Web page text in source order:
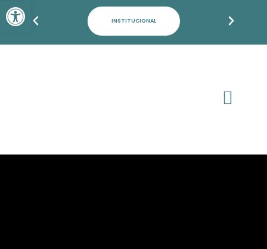
INSTITUCIONAL
Barra de Ferramentas